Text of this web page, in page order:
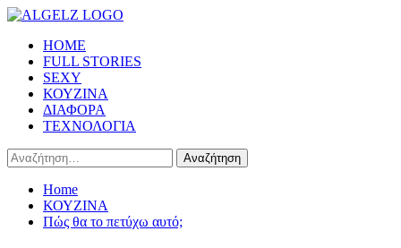
Skip
content
Primary
Menu
HOME
FULL STORIES
SEXY
ΚΟΥΖΙΝΑ
ΔΙΑΦΟΡΑ
ΤΕΧΝΟΛΟΓΙΑ
Αναζήτηση
για:
Home
ΚΟΥΖΙΝΑ
Πώς θα το πετύχω αυτό;